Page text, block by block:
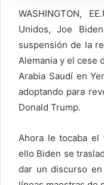
WASHINGTON,
Unidos, Joe
suspensión de la
Alemania y el cese
Arabia Saudí en
adoptando para
Donald Trump.
Ahora le tocaba
ello Biden se
dar un discurso